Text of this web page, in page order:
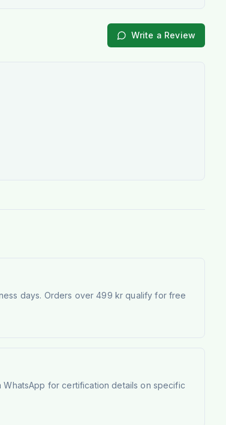
Write a Review
days. Orders over 499 kr qualify for free
for certification details on specific